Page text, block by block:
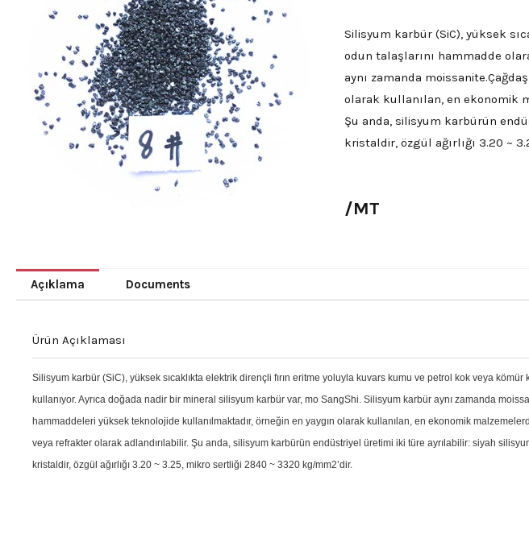
Silisyum karbür (SiC), yüksek
odun talaşlarını hammadde
aynı zamanda
olarak kullanılan, en ekonomik
Şu anda, silisyum karbürün
kristaldir, özgül ağırlığı 3.20 ~
/MT
Açıklama Documents
Ürün Açıklaması
Silisyum karbür (SiC), yüksek sıcaklıkta elektrik dirençli fırın eritme yoluyla kuvars kumu ve petrol kok veya kömür
kullanıyor. Ayrıca doğada nadir bir mineral silisyum karbür var, mo SangShi. Silisyum karbür aynı zamanda
hammaddeleri yüksek teknolojide kullanılmaktadır, örneğin en yaygın olarak kullanılan, en ekonomik
veya refrakter olarak adlandırılabilir. Şu anda, silisyum karbürün endüstriyel üretimi iki türe ayrılabilir: siyah
kristaldir, özgül ağırlığı 3.20 ~ 3.25, mikro sertliği 2840 ~ 3320 kg/mm2’dir.